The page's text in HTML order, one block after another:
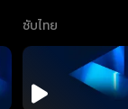
ซับไทย